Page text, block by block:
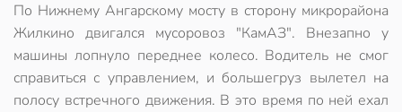
По Нижнему Ангарскому мосту в сторону микрорайона
Жилкино двигался мусоровоз "КамАЗ". Внезапно у
машины лопнуло переднее колесо. Водитель не смог
справиться с управлением, и большегруз вылетел на
полосу встречного движения. В это время по ней ехал